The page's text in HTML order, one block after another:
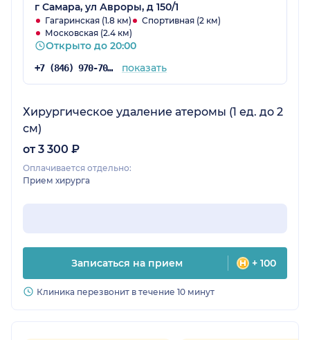
г Самара, ул Авроры, д 150/1
Гагаринская (1.8 км)
Спортивная (2 км)
Московская (2.4 км)
Открыто до 20:00
+7 (846) 970-70-83 показать
Хирургическое удаление атеромы (1 ед. до 2
см)
от 3 300 ₽
Оплачивается отдельно:
Прием хирурга
Записаться на прием + 100
Клиника перезвонит в течение 10 минут